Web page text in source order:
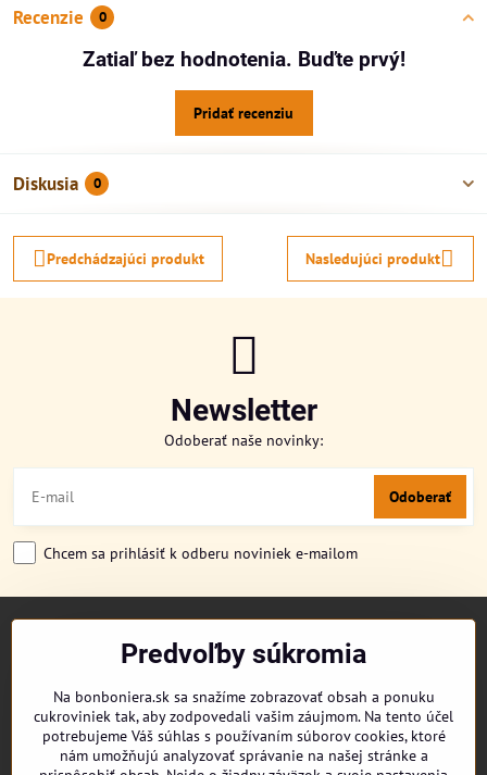
Recenzie 0
Zatiaľ bez hodnotenia. Buďte prvý!
Pridať recenziu
Diskusia 0
Predchádzajúci produkt Nasledujúci produkt
Newsletter
Odoberať naše novinky:
Odoberať
Chcem sa prihlásiť k odberu noviniek e-mailom
DORUČENIE OBJEDNÁVKY
REKLAMAČNÉ PODMIENKY
OBCHODNÉ PODMIENKY
Predvoľby súkromia
Na bonboniera.sk sa snažíme zobrazovať obsah a ponuku
cukroviniek tak, aby zodpovedali vašim záujmom. Na tento účel
potrebujeme Váš súhlas s používaním súborov cookies, ktoré
nám umožňujú analyzovať správanie na našej stránke a